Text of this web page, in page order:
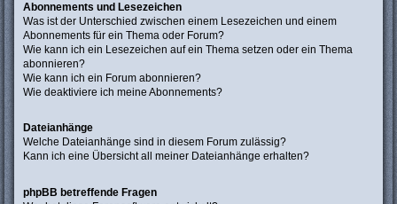
Abonnements und Lesezeichen
Was ist der Unterschied zwischen einem Lesezeichen und einem
Abonnements für ein Thema oder Forum?
Wie kann ich ein Lesezeichen auf ein Thema setzen oder ein Thema
abonnieren?
Wie kann ich ein Forum abonnieren?
Wie deaktiviere ich meine Abonnements?
Dateianhänge
Welche Dateianhänge sind in diesem Forum zulässig?
Kann ich eine Übersicht all meiner Dateianhänge erhalten?
phpBB betreffende Fragen